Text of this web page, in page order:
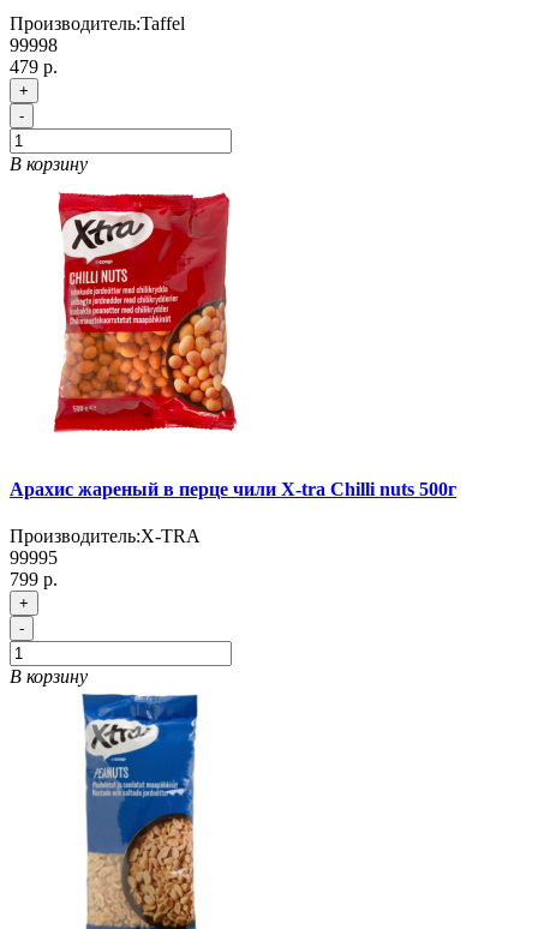
Производитель:Taffel
99998
479 р.
+
-
В корзину
Арахис жареный в перце чили X-tra Chilli nuts 500г
Производитель:X-TRA
99995
799 р.
+
-
В корзину